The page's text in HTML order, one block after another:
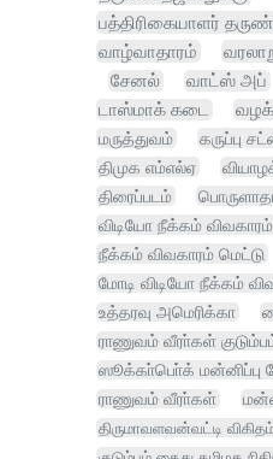
பத்திரிகையாளர் தருண்
வாழ்வாதாரம்
சேனல்
வாட்ஸ் அப்
டாஸ்மாக் கடை
மருத்துவம் கருப்பு
திமுக எம்எல்ஏ
திரைப்படம்
விடியோ நீக்கம் விவகாரம்
நீக்கம் விவகாரம் மெட்டு
மோடி விடியோ நீக்கம்
உத்தரவு அமெரிக்கா
ராணுவம் வீரா்கள்
ஸூக்கா்பொ்க் மன்னிப்பு
ராணுவம் வீரா்கள்
திருமாவளவன்வட்டி